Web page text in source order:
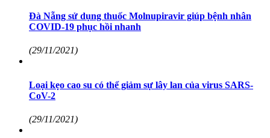
Đà Nẵng sử dụng thuốc Molnupiravir giúp bệnh nhân
COVID-19 phục hồi nhanh
(29/11/2021)
Loại kẹo cao su có thể giảm sự lây lan của virus SARS-
CoV-2
(29/11/2021)